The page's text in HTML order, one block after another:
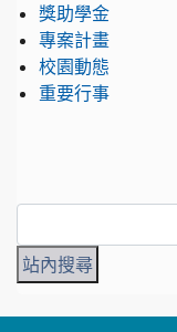
獎助學金
專案計畫
校園動態
重要行事